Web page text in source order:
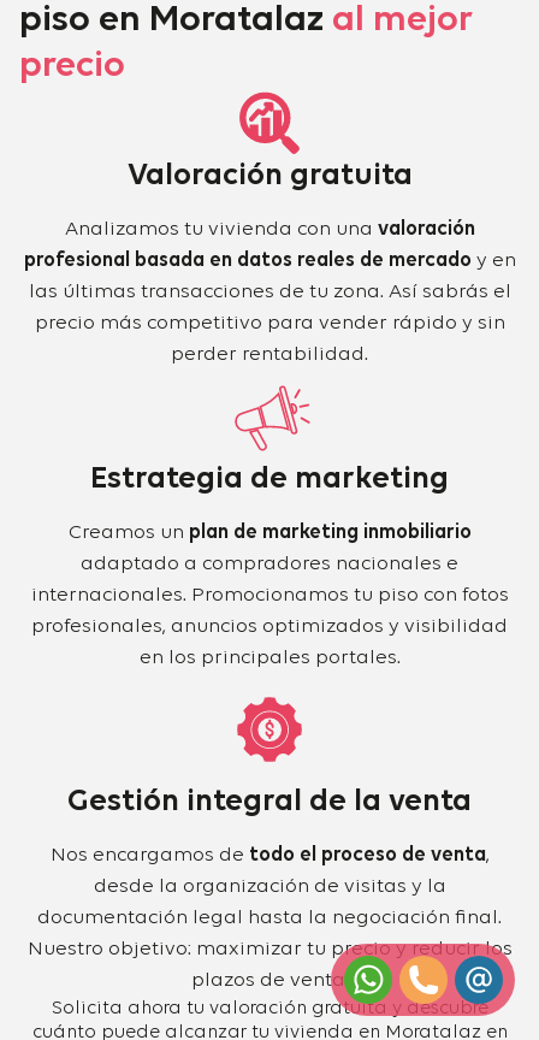
piso en Moratalaz al mejor
precio
Valoración gratuita
Analizamos tu vivienda con una valoración
profesional basada en datos reales de mercado y en
las últimas transacciones de tu zona. Así sabrás el
precio más competitivo para vender rápido y sin
perder rentabilidad.
Estrategia de marketing
Creamos un plan de marketing inmobiliario
adaptado a compradores nacionales e
internacionales. Promocionamos tu piso con fotos
profesionales, anuncios optimizados y visibilidad
en los principales portales.
Gestión integral de la venta
Nos encargamos de todo el proceso de venta,
desde la organización de visitas y la
documentación legal hasta la negociación final.
Nuestro objetivo: maximizar tu precio y reducir los
plazos de venta.
Solicita ahora tu valoración gratuita y descubre
cuánto puede alcanzar tu vivienda en Moratalaz en